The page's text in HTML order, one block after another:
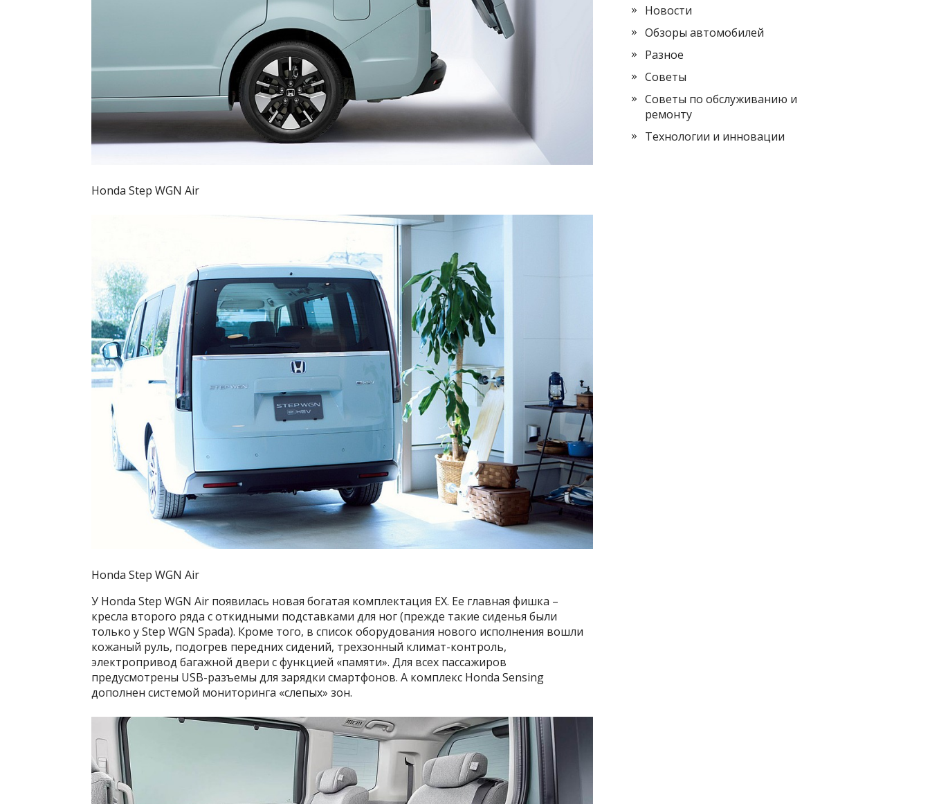
Honda Step WGN Air
Honda Step WGN Air
У Honda Step WGN Air появилась новая богатая комплектация EX. Ее главная фишка –
кресла второго ряда с откидными подставками для ног (прежде такие сиденья были
только у Step WGN Spada). Кроме того, в список оборудования нового исполнения вошли
кожаный руль, подогрев передних сидений, трехзонный климат-контроль,
электропривод багажной двери с функцией «памяти». Для всех пассажиров
предусмотрены USB-разъемы для зарядки смартфонов. А комплекс Honda Sensing
дополнен системой мониторинга «слепых» зон.
Новости
Обзоры автомобилей
Разное
Советы
Советы по обслуживанию и
ремонту
Технологии и инновации